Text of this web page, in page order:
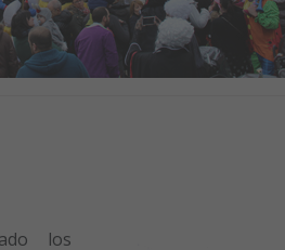
los